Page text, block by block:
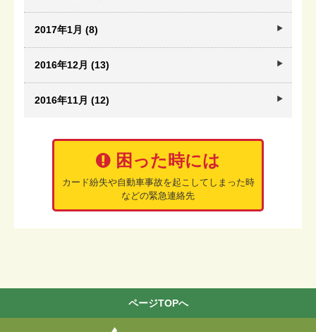
2017年1月 (8)
2016年12月 (13)
2016年11月 (12)
困った時には
カード紛失や自動車事故を起こしてしまった時
などの緊急連絡先
ページTOPへ